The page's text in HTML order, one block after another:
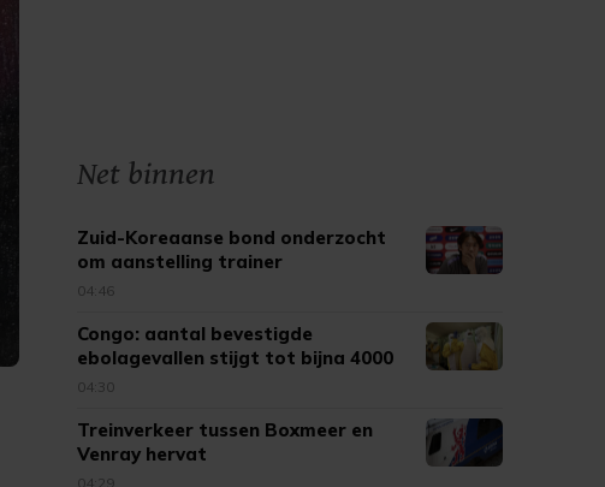
Net binnen
Zuid-Koreaanse bond onderzocht
om aanstelling trainer
04:46
Congo: aantal bevestigde
ebolagevallen stijgt tot bijna 4000
04:30
Treinverkeer tussen Boxmeer en
Venray hervat
04:29